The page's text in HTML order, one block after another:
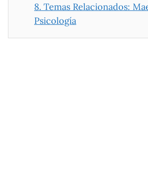
8. Temas Relacionados:
Psicología